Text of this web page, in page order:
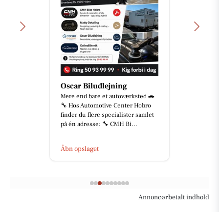
Oscar Biludlejning
Mere end bare et autoværksted 🚗
🔧 Hos Automotive Center Hobro
finder du flere specialister samlet
på én adresse: 🔧 CMH Bi...
Åbn opslaget
Annoncørbetalt indhold